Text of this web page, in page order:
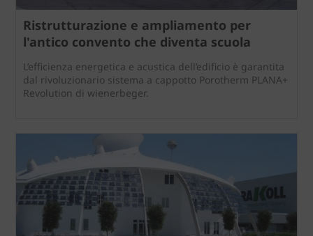
Ristrutturazione e ampliamento per
l'antico convento che diventa scuola
L’efficienza energetica e acustica dell’edificio è garantita
dal rivoluzionario sistema a cappotto Porotherm PLANA+
Revolution di wienerbeger.